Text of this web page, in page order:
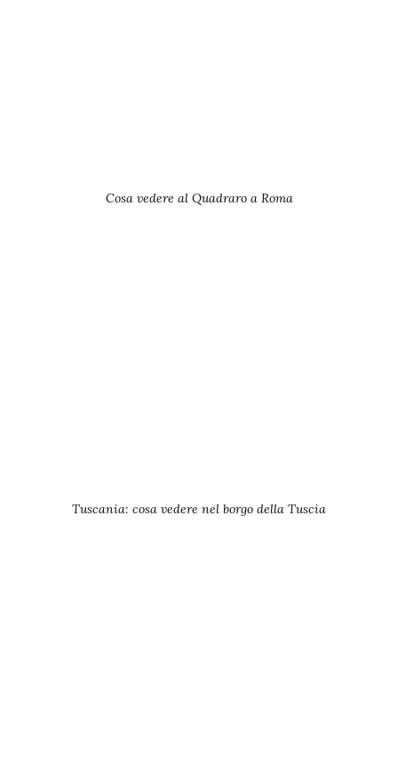
Cosa vedere al Quadraro a Roma
Tuscania: cosa vedere nel borgo della Tuscia